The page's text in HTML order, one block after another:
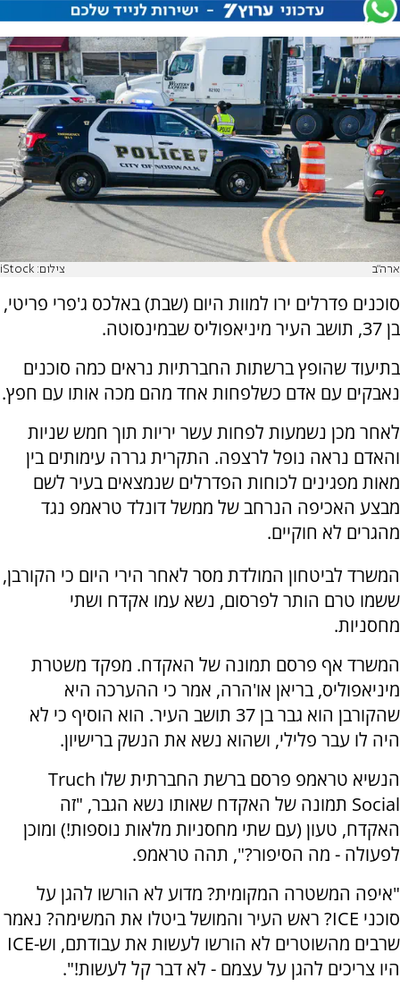
ארה"ב צילום: iStock
סוכנים פדרלים ירו למוות היום (שבת) באלכס ג'פרי פריטי,
בן 37, תושב העיר מיניאפוליס שבמינסוטה.
בתיעוד שהופץ ברשתות החברתיות נראים כמה סוכנים
נאבקים עם אדם כשלפחות אחד מהם מכה אותו עם חפץ.
לאחר מכן נשמעות לפחות עשר יריות תוך חמש שניות
והאדם נראה נופל לרצפה. התקרית גררה עימותים בין
מאות מפגינים לכוחות הפדרלים שנמצאים בעיר לשם
מבצע האכיפה הנרחב של ממשל דונלד טראמפ נגד
מהגרים לא חוקיים.
המשרד לביטחון המולדת מסר לאחר הירי היום כי הקורבן,
ששמו טרם הותר לפרסום, נשא עמו אקדח ושתי
מחסניות.
המשרד אף פרסם תמונה של האקדח. מפקד משטרת
מיניאפוליס, בריאן או'הרה, אמר כי ההערכה היא
שהקורבן הוא גבר בן 37 תושב העיר. הוא הוסיף כי לא
היה לו עבר פלילי, ושהוא נשא את הנשק ברישיון.
הנשיא טראמפ פרסם ברשת החברתית שלו Truch
Social תמונה של האקדח שאותו נשא הגבר, "זה
האקדח, טעון (עם שתי מחסניות מלאות נוספות!) ומוכן
לפעולה - מה הסיפור?", תהה טראמפ.
"איפה המשטרה המקומית? מדוע לא הורשו להגן על
סוכני ICE? ראש העיר והמושל ביטלו את המשימה? נאמר
שרבים מהשוטרים לא הורשו לעשות את עבודתם, וש-ICE
היו צריכים להגן על עצמם - לא דבר קל לעשות!".